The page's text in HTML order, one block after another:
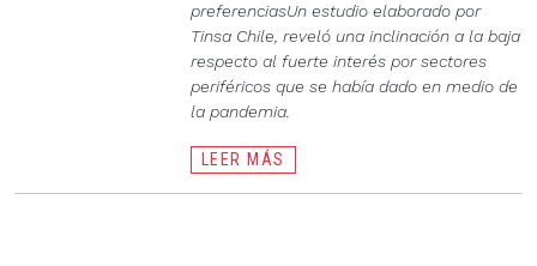
preferenciasUn estudio elaborado por
Tinsa Chile, reveló una inclinación a la baja
respecto al fuerte interés por sectores
periféricos que se había dado en medio de
la pandemia.
LEER MÁS